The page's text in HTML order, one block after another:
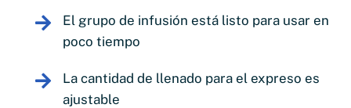
El grupo de infusión está listo para usar en
poco tiempo
La cantidad de llenado para el expreso es
ajustable